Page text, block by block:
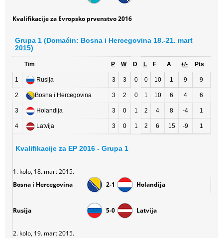
Kvalifikacije za Evropsko prvenstvo 2016
Grupa 1 (Domaćin: Bosna i Hercegovina 18.-21. mart
2015)
Tim P W D L F A +/- Pts
1 Rusija 3 3 0 0 10 1 9 9
2 Bosna i Hercegovina 3 2 0 1 10 6 4 6
3 Holandija 3 0 1 2 4 8 -4 1
4 Latvija 3 0 1 2 6 15 -9 1
Kvalifikacije za EP 2016 - Grupa 1
1. kolo, 18. mart 2015.
Bosna i Hercegovina
2-1 Holandija
Rusija 5-0 Latvija
2. kolo, 19. mart 2015.